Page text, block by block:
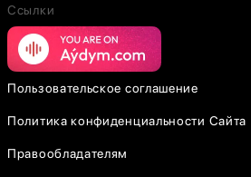
Ссылки
Пользовательское соглашение
Политика конфиденциальности Сайта
Правообладателям